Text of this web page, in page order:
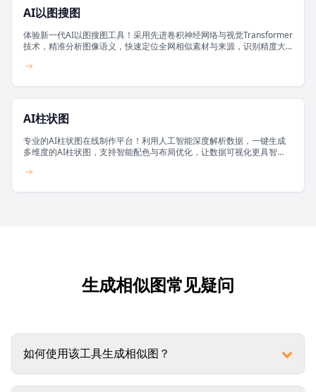
AI以图搜图
体验新一代AI以图搜图工具！采用先进卷积神经网络与视觉Transformer
技术，精准分析图像语义，快速定位全网相似素材与来源，识别精度大
AI柱状图
专业的AI柱状图在线制作平台！利用人工智能深度解析数据，一键生成
多维度的AI柱状图，支持智能配色与布局优化，让数据可视化更具智
生成相似图常见疑问
如何使用该工具生成相似图？